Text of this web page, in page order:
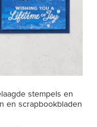
stempels en
en scrapbookbladen